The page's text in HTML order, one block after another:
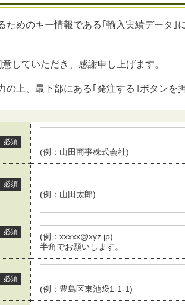
ためのキー情報である｢輸入実績データ｣
していただき、感謝申し上げます。
の上、最下部にある｢発注する｣ボタンを
必須
(例：山田商事株式会社)
必須
(例：山田太郎)
必須
(例：xxxxx@xyz.jp)
半角でお願いします。
必須
(例：豊島区東池袋1-1-1)